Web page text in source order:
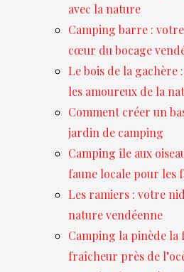
avec la nature
Camping barre :
cœur du bocage
Le bois de la gachère
les amoureux de la
Comment créer un
jardin de camping
Camping île aux
faune locale pour les
Les ramiers : votre
nature vendéenne
Camping la pinède la
fraîcheur près de